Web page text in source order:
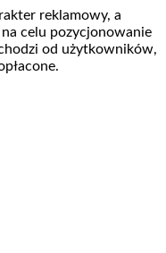
reklamowy, a
celu pozycjonowanie
od użytkowników,